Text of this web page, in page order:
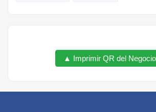
▲ Imprimir QR del